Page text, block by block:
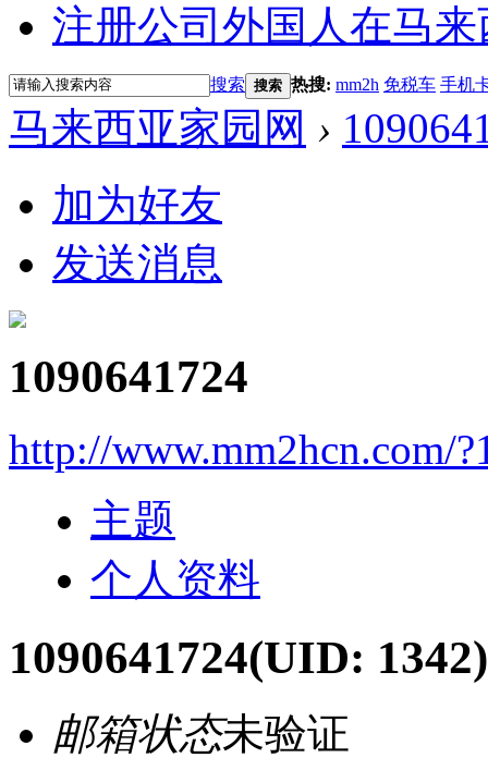
注册公司 外国人在马
搜索 搜索 热搜: mm2h 免税车 手机
马来西亚家园网 ›
加为好友
发送消息
1090641724
http://www.mm2hcn.com/
主题
个人资料
1090641724(UID: 1342)
邮箱状态未验证